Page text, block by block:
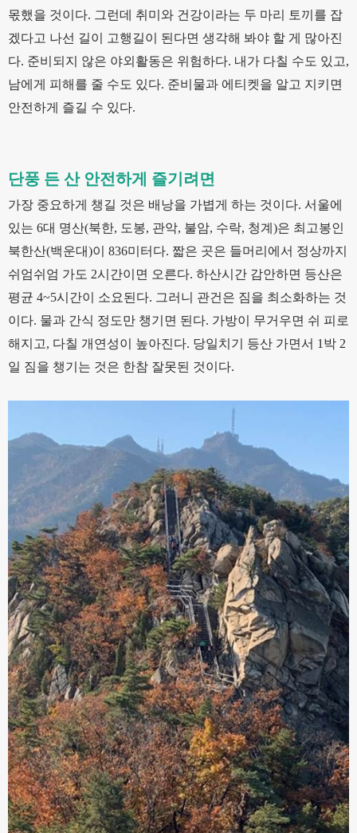
몫했을 것이다. 그런데 취미와 건강이라는 두 마리 토끼를 잡
겠다고 나선 길이 고행길이 된다면 생각해 봐야 할 게 많아진
다. 준비되지 않은 야외활동은 위험하다. 내가 다칠 수도 있고,
남에게 피해를 줄 수도 있다. 준비물과 에티켓을 알고 지키면
안전하게 즐길 수 있다.
단풍 든 산 안전하게 즐기려면
가장 중요하게 챙길 것은 배낭을 가볍게 하는 것이다. 서울에
있는 6대 명산(북한, 도봉, 관악, 불암, 수락, 청계)은 최고봉인
북한산(백운대)이 836미터다. 짧은 곳은 들머리에서 정상까지
쉬엄쉬엄 가도 2시간이면 오른다. 하산시간 감안하면 등산은
평균 4~5시간이 소요된다. 그러니 관건은 짐을 최소화하는 것
이다. 물과 간식 정도만 챙기면 된다. 가방이 무거우면 쉬 피로
해지고, 다칠 개연성이 높아진다. 당일치기 등산 가면서 1박 2
일 짐을 챙기는 것은 한참 잘못된 것이다.